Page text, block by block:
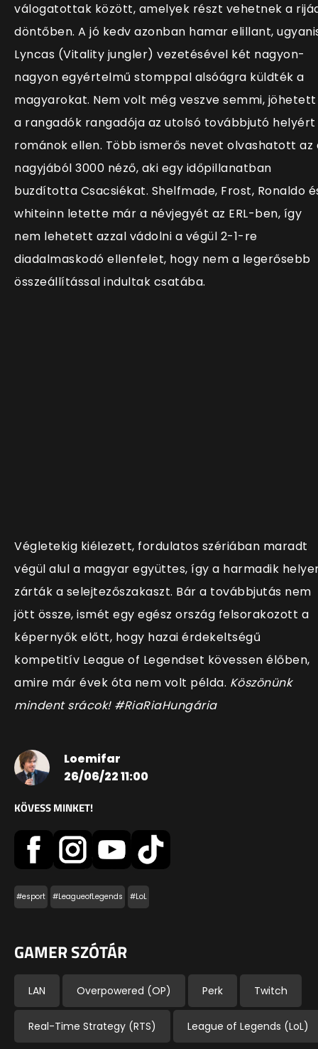
válogatottak között, amelyek részt vehetnek a
döntőben. A jó kedv azonban hamar elillant,
Lyncas (Vitality jungler) vezetésével két nagyon-
nagyon egyértelmű stomppal alsóágra küldték a
magyarokat. Nem volt még veszve semmi, jöhetett
a rangadók rangadója az utolsó továbbjutó helyért
románok ellen. Több ismerős nevet olvashatott az
nagyjából 3000 néző, aki egy időpillanatban
buzdította Csacsiékat. Shelfmade, Frost, Ronaldo
whiteinn letette már a névjegyét az ERL-ben, így
nem lehetett azzal vádolni a végül 2-1-re
diadalmaskodó ellenfelet, hogy nem a legerősebb
összeállítással indultak csatába.
Végletekig kiélezett, fordulatos szériában maradt
végül alul a magyar együttes, így a harmadik
zárták a selejtezőszakaszt. Bár a továbbjutás nem
jött össze, ismét egy egész ország felsorakozott a
képernyők előtt, hogy hazai érdekeltségű
kompetitív League of Legendset kövessen élőben,
amire már évek óta nem volt példa. Köszönünk
mindent srácok! #RiaRiaHungária
Loemifar
26/06/22 11:00
KÖVESS MINKET!
#esport #LeagueofLegends #LoL
GAMER SZÓTÁR
LAN Overpowered (OP) Perk Twitch
Real-Time Strategy (RTS) League of Legends (LoL)